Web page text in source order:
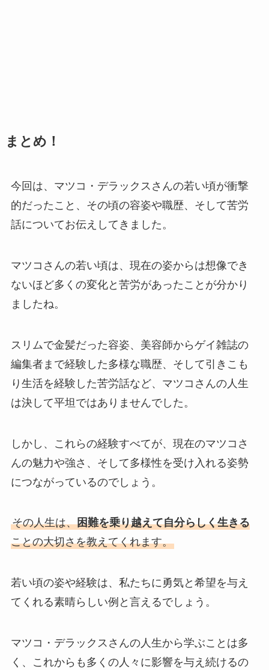
まとめ！
今回は、マツコ・デラックスさんの若い頃が衝撃
的だったこと、その頃の容姿や職歴、そして苦労
話についてお伝えしてきました。
マツコさんの若い頃は、現在の姿からは想像でき
ないほど多くの変化と苦労があったことが分かり
ましたね。
スリムで金髪だった容姿、美容師からゲイ雑誌の
編集者まで経験した多様な職歴、そして引きこも
り生活を経験した苦労話など、マツコさんの人生
は決して平坦ではありませんでした。
しかし、これらの経験すべてが、現在のマツコさ
んの魅力や強さ、そして多様性を受け入れる姿勢
につながっているのでしょう。
その人生は、困難を乗り越えて自分らしく生きる
ことの大切さを教えてくれます。
若い頃の姿や経験は、私たちに勇気と希望を与え
てくれる素晴らしい例と言えるでしょう。
マツコ・デラックスさんの人生から学ぶことは多
く、これからも多くの人々に影響を与え続けるの